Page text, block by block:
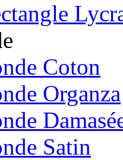
Coton
Organza
Satin